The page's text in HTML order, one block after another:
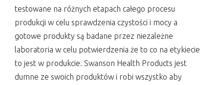
testowane na różnych etapach całego procesu
produkcji w celu sprawdzenia czystości i mocy a
gotowe produkty są badane przez niezależne
laboratoria w celu potwierdzenia że to co na etykiecie
to jest w produkcie. Swanson Health Products jest
dumne ze swoich produktów i robi wszystko aby